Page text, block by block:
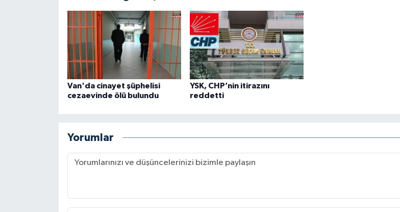
Van'da cinayet şüphelisi
cezaevinde ölü bulundu
YSK, CHP’nin itirazını
reddetti
Yorumlar